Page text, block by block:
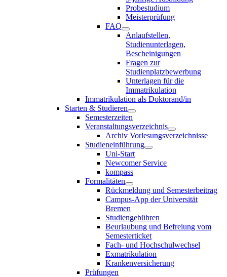
Probestudium
Meisterprüfung
FAQ
Anlaufstellen,
Studienunterlagen,
Bescheinigungen
Fragen zur
Studienplatzbewerbung
Unterlagen für die
Immatrikulation
Immatrikulation als Doktorand/in
Starten & Studieren
Semesterzeiten
Veranstaltungsverzeichnis
Archiv Vorlesungsverzeichnisse
Studieneinführung
Uni-Start
Newcomer Service
kompass
Formalitäten
Rückmeldung und Semesterbeitrag
Campus-App der Universität
Bremen
Studiengebühren
Beurlaubung und Befreiung vom
Semesterticket
Fach- und Hochschulwechsel
Exmatrikulation
Krankenversicherung
Prüfungen